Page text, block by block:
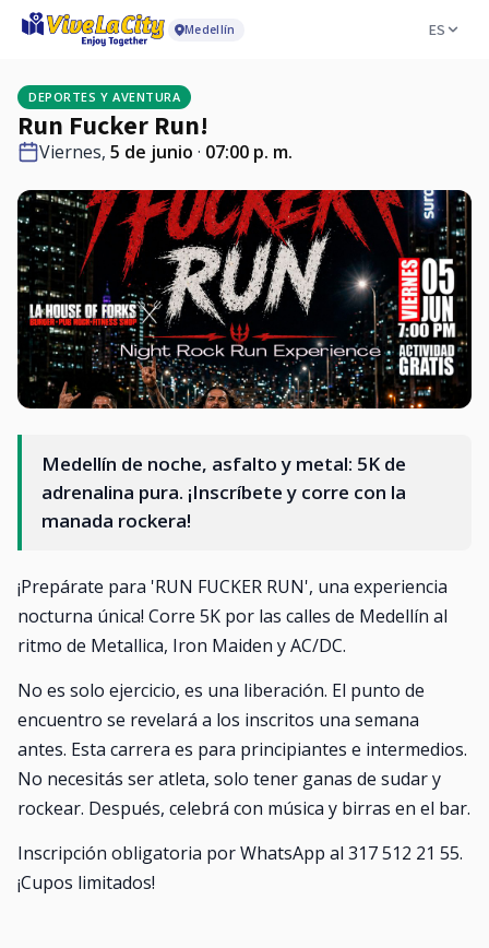
Medellín ES
DEPORTES Y AVENTURA
Run Fucker Run!
Viernes, 5 de junio · 07:00 p. m.
Medellín de noche, asfalto y metal: 5K de
adrenalina pura. ¡Inscríbete y corre con la
manada rockera!
¡Prepárate para 'RUN FUCKER RUN', una experiencia
nocturna única! Corre 5K por las calles de Medellín al
ritmo de Metallica, Iron Maiden y AC/DC.
No es solo ejercicio, es una liberación. El punto de
encuentro se revelará a los inscritos una semana
antes. Esta carrera es para principiantes e intermedios.
No necesitás ser atleta, solo tener ganas de sudar y
rockear. Después, celebrá con música y birras en el bar.
Inscripción obligatoria por WhatsApp al 317 512 21 55.
¡Cupos limitados!